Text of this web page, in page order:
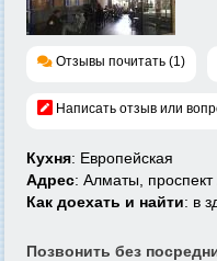
Отзывы почитать (1)
Написать отзыв или
Кухня: Европейская
Адрес: Алматы,
Как доехать и найти: в
Позвонить без